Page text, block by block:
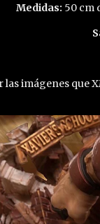
Medidas: 50 cm
imágenes que